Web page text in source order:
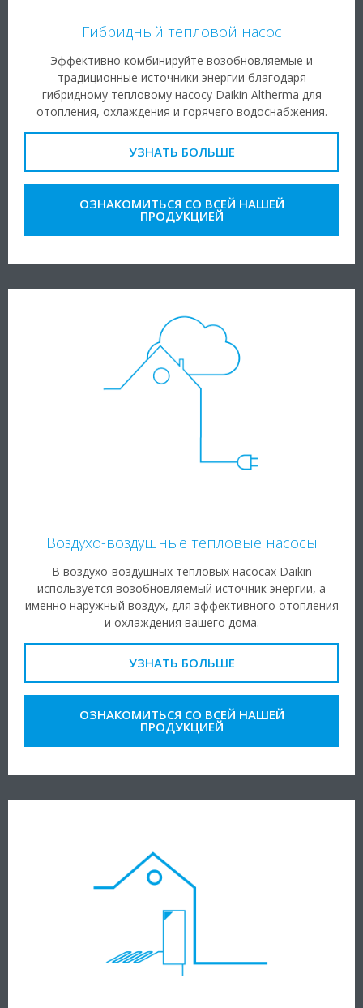
Гибридный тепловой насос
Эффективно комбинируйте возобновляемые и
традиционные источники энергии благодаря
гибридному тепловому насосу Daikin Altherma для
отопления, охлаждения и горячего водоснабжения.
УЗНАТЬ БОЛЬШЕ
ОЗНАКОМИТЬСЯ СО ВСЕЙ НАШЕЙ
ПРОДУКЦИЕЙ
Воздухо-воздушные тепловые насосы
В воздухо-воздушных тепловых насосах Daikin
используется возобновляемый источник энергии, а
именно наружный воздух, для эффективного отопления
и охлаждения вашего дома.
УЗНАТЬ БОЛЬШЕ
ОЗНАКОМИТЬСЯ СО ВСЕЙ НАШЕЙ
ПРОДУКЦИЕЙ